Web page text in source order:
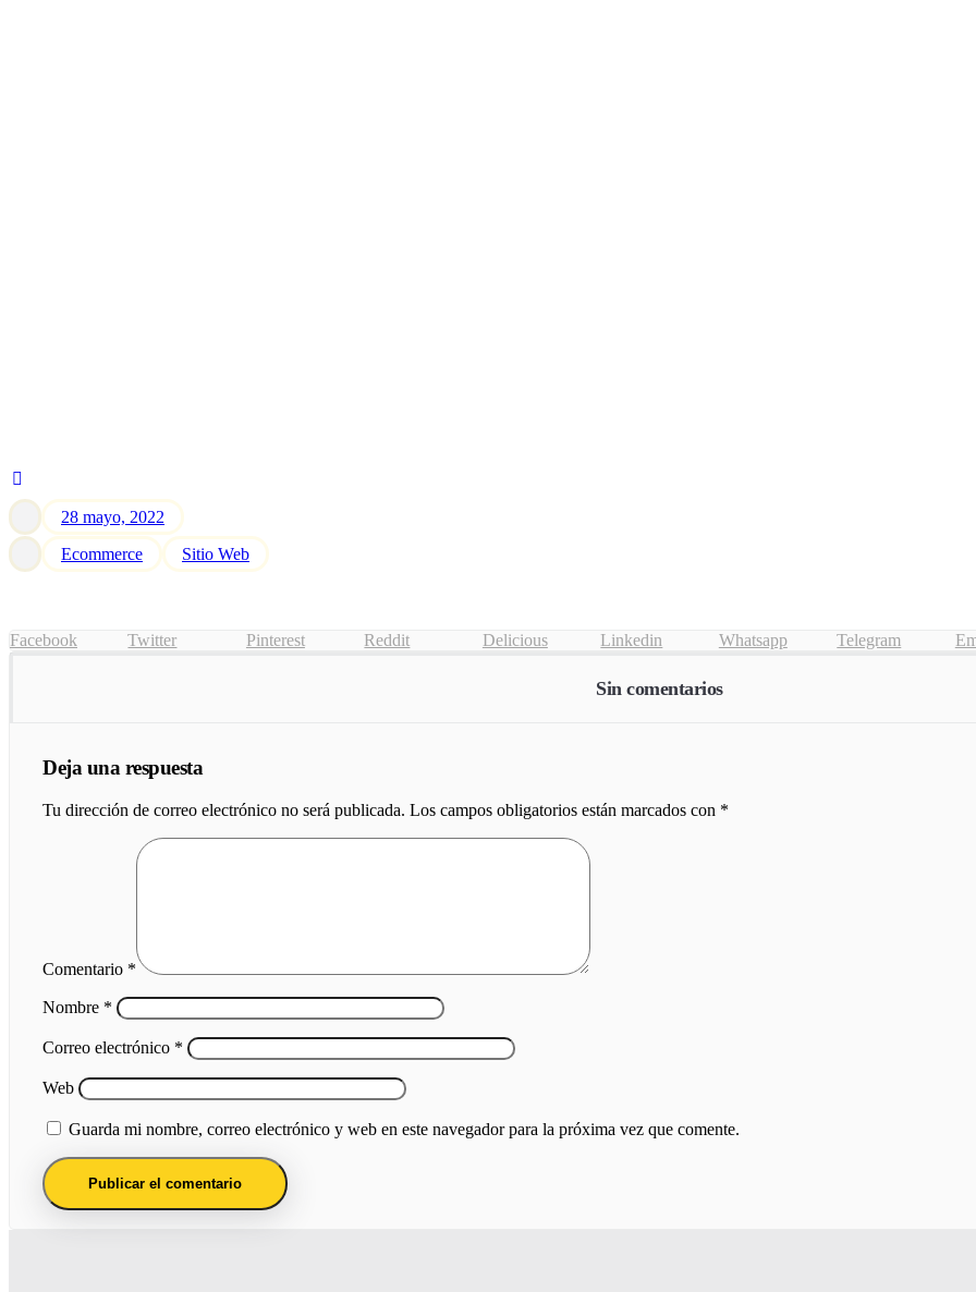
28 mayo, 2022
Ecommerce
Sitio Web
Facebook Twitter Pinterest Reddit Delicious Linkedin Whatsapp Telegram
Sin comentarios
Deja una respuesta
Tu dirección de correo electrónico no será publicada. Los campos obligatorios están marcados con *
Comentario *
Nombre *
Correo electrónico *
Web
Guarda mi nombre, correo electrónico y web en este navegador para la próxima vez que comente.